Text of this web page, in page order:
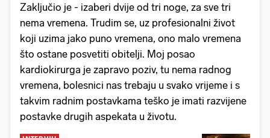
Zaključio je - izaberi dvije od tri noge, za sve tri
nema vremena. Trudim se, uz profesionalni život
koji uzima jako puno vremena, ono malo vremena
što ostane posvetiti obitelji. Moj posao
kardiokirurga je zapravo poziv, tu nema radnog
vremena, bolesnici nas trebaju u svako vrijeme i s
takvim radnim postavkama teško je imati razvijene
postavke drugih aspekata u životu.